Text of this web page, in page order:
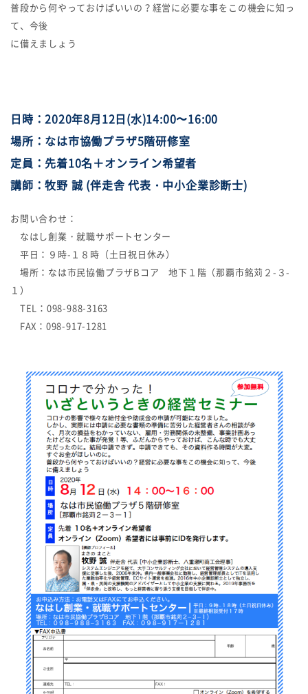
普段から何やっておけばいいの？経営に必要な事をこの機会に知っ
て、今後
に備えましょう
日時：2020年8月12日(水)14:00〜16:00
場所：なは市協働プラザ5階研修室
定員：先着10名＋オンライン希望者
講師：牧野 誠 (伴走舎 代表・中小企業診断士)
お問い合わせ：
なはし創業・就職サポートセンター
平日：９時-１８時（土日祝日休み）
場所：なは市民協働プラザBコア 地下１階（那覇市銘苅２-３-
１）
TEL：098-988-3163
FAX：098-917-1281